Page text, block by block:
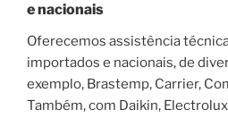
e nacionais
Oferecemos assistência
importados e nacionais, de
exemplo, Brastemp, Carrier,
Também, com Daikin,